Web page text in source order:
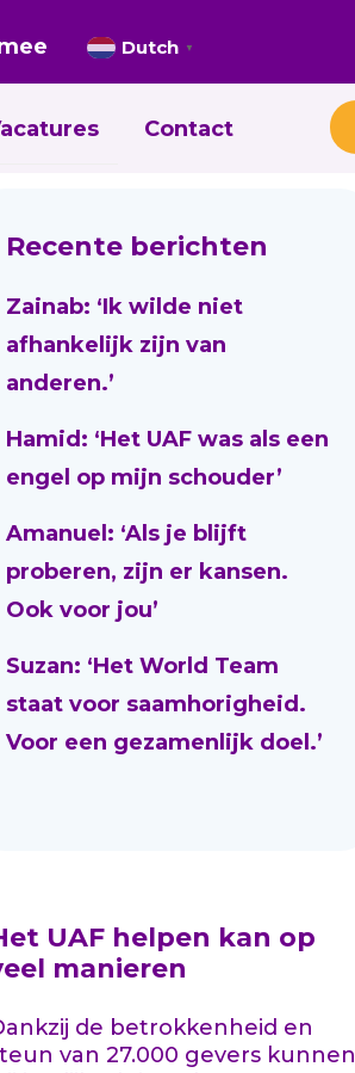
Contact
Dutch ▼
Recente berichten
Zainab: ‘Ik wilde niet
afhankelijk zijn van
anderen.’
Hamid: ‘Het UAF was als een
engel op mijn schouder’
Amanuel: ‘Als je blijft
proberen, zijn er kansen.
Ook voor jou’
Suzan: ‘Het World Team
staat voor saamhorigheid.
Voor een gezamenlijk doel.’
UAF helpen kan op
manieren
de betrokkenheid en
van 27.000 gevers kunnen